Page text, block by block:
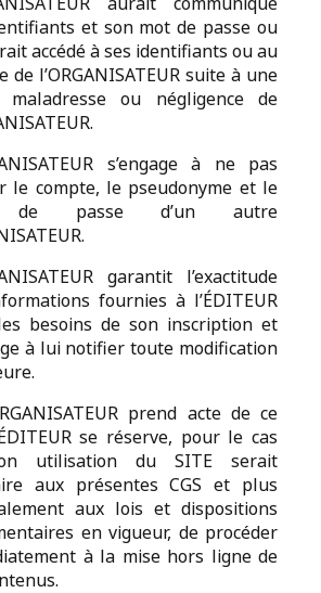
et son mot de passe ou
accédé à ses identifiants ou au
de l’ORGANISATEUR suite à une
maladresse ou négligence de
s’engage à ne pas
le compte, le pseudonyme et le
de passe d’un autre
garantit l’exactitude
fournies à l’ÉDITEUR
besoins de son inscription et
à lui notifier toute modification
prend acte de ce
se réserve, pour le cas
utilisation du SITE serait
aux présentes CGS et plus
aux lois et dispositions
en vigueur, de procéder
à la mise hors ligne de